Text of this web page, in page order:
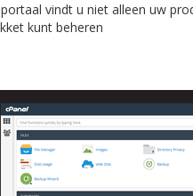
vindt u niet alleen uw
kunt beheren